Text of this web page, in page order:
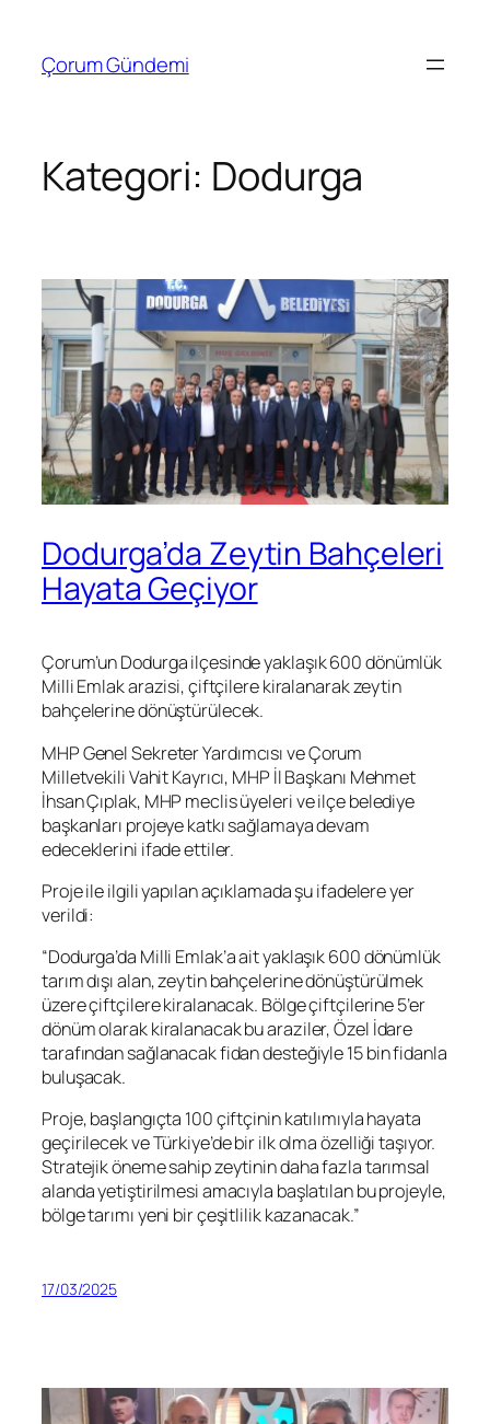
Çorum Gündemi
Kategori: Dodurga
Dodurga’da Zeytin Bahçeleri
Hayata Geçiyor
Çorum’un Dodurga ilçesinde yaklaşık 600 dönümlük
Milli Emlak arazisi, çiftçilere kiralanarak zeytin
bahçelerine dönüştürülecek.
MHPGenel Sekreter Yardımcısı ve Çorum
Milletvekili Vahit Kayrıcı, MHP İl Başkanı Mehmet
İhsan Çıplak, MHP meclis üyeleri ve ilçe belediye
başkanları projeye katkı sağlamaya devam
edeceklerini ifade ettiler.
Proje ile ilgili yapılan açıklamada şu ifadelere yer
verildi:
“Dodurga’da Milli Emlak’a ait yaklaşık 600 dönümlük
tarım dışı alan, zeytin bahçelerine dönüştürülmek
üzere çiftçilere kiralanacak. Bölge çiftçilerine 5’er
dönüm olarak kiralanacak bu araziler, Özel İdare
tarafından sağlanacak fidan desteğiyle 15 bin fidanla
buluşacak.
Proje, başlangıçta 100 çiftçinin katılımıyla hayata
geçirilecek ve Türkiye’de bir ilk olma özelliği taşıyor.
Stratejik öneme sahip zeytinin daha fazla tarımsal
alanda yetiştirilmesi amacıyla başlatılan bu projeyle,
bölge tarımı yeni bir çeşitlilik kazanacak.”
17/03/2025